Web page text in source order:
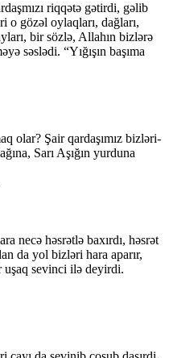
riqqətə gətirdi, gəlib
o gözəl oylaqları, dağları,
bir sözlə, Allahın bizlərə
səslədi. “Yığışın başıma
olar? Şair qardaşımız bizləri-
Sarı Aşığın yurduna
necə həsrətlə baxırdı, həsrət
da yol bizləri hara aparır,
uşaq sevinci ilə deyirdi.